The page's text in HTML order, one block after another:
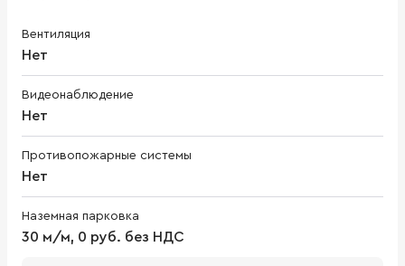
Вентиляция
Нет
Видеонаблюдение
Нет
Противопожарные системы
Нет
Наземная парковка
30 м/м, 0 руб. без НДС